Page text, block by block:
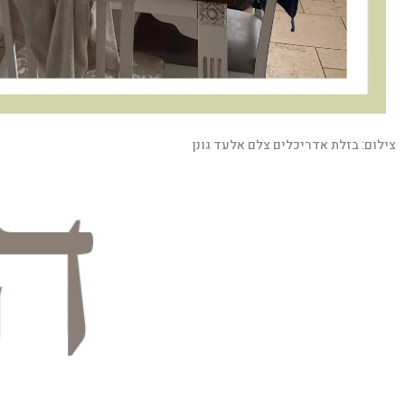
צילום:בזלת אדריכלים צלם אלעד גונן